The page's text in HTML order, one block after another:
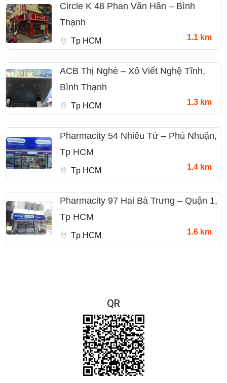
Circle K 48 Phan Văn Hân – Bình
Thạnh
Tp HCM 1.1 km
ACB Thị Nghè – Xô Viết Nghệ Tĩnh,
Bình Thạnh
Tp HCM 1.3 km
Pharmacity 54 Nhiêu Tứ – Phú Nhuận,
Tp HCM
Tp HCM 1.4 km
Pharmacity 97 Hai Bà Trưng – Quận 1,
Tp HCM
Tp HCM 1.6 km
QR